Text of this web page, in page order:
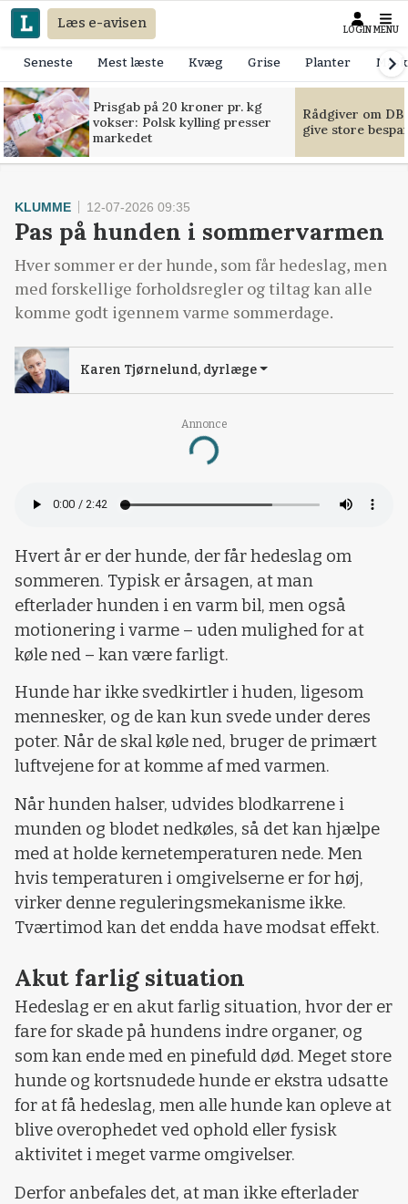
Læs e-avisen LOGIN MENU
Seneste Mest læste Kvæg Grise Planter
Prisgab på 20 kroner pr. kg
vokser: Polsk kylling presser
markedet
Rådgiver om
give store
Annonce
Loading...
KLUMME 12-07-2026 09:35
Pas på hunden i sommervarmen
Hver sommer er der hunde, som får hedeslag, men
med forskellige forholdsregler og tiltag kan alle
komme godt igennem varme sommerdage.
Karen Tjørnelund, dyrlæge
Hvert år er der hunde, der får hedeslag om
sommeren. Typisk er årsagen, at man
efterlader hunden i en varm bil, men også
motionering i varme – uden mulighed for at
køle ned – kan være farligt.
Hunde har ikke svedkirtler i huden, ligesom
mennesker, og de kan kun svede under deres
poter. Når de skal køle ned, bruger de primært
luftvejene for at komme af med varmen.
Når hunden halser, udvides blodkarrene i
munden og blodet nedkøles, så det kan hjælpe
med at holde kernetemperaturen nede. Men
hvis temperaturen i omgivelserne er for høj,
virker denne reguleringsmekanisme ikke.
Tværtimod kan det endda have modsat effekt.
Akut farlig situation
Hedeslag er en akut farlig situation, hvor der er
fare for skade på hundens indre organer, og
som kan ende med en pinefuld død. Meget store
hunde og kortsnudede hunde er ekstra udsatte
for at få hedeslag, men alle hunde kan opleve at
blive overophedet ved ophold eller fysisk
aktivitet i meget varme omgivelser.
Derfor anbefales det, at man ikke efterlader